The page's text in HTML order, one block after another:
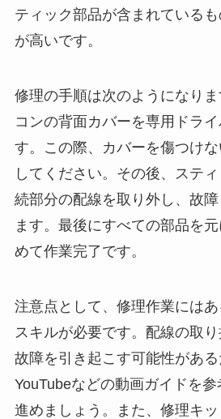
ティック部品が含まれている
が高いです。
修理の手順は次のようになり
コンの背面カバーを専用ドラ
す。この際、カバーを傷つけ
してください。その後、ステ
続部分の配線を取り外し、故
ます。最後にすべての部品を
めて作業完了です。
注意点として、修理作業には
スキルが必要です。配線の取
故障を引き起こす可能性があ
YouTubeなどの動画ガイドを
進めましょう。また、修理キ